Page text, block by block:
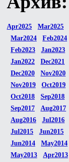
Apr2025 Mar2025
Mar2024
Feb2024
Feb2023
Jan2023
Jan2022
Dec2021
Dec2020
Nov2020
Nov2019
Oct2019
Oct2018
Sep2018
Sep2017
Aug2017
Aug2016
Jul2016
Jul2015
Jun2015
Jun2014
May2014
May2013
Apr2013